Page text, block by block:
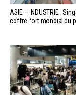
ASIE – INDUSTRIE :
coffre-fort mondial du